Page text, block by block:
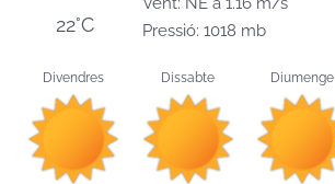
22°C
Pressió: 1018 mb
Divendres Dissabte Diumenge